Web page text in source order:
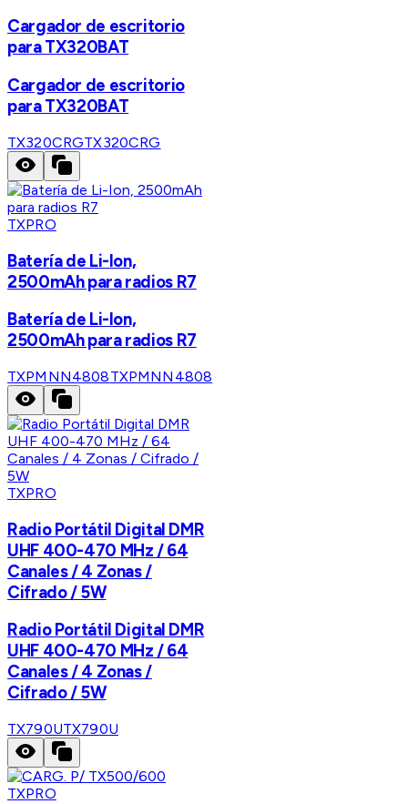
Cargador de escritorio
para TX320BAT
Cargador de escritorio
para TX320BAT
TX320CRGTX320CRG
TXPRO
Batería de Li-Ion,
2500mAh para radios R7
Batería de Li-Ion,
2500mAh para radios R7
TXPMNN4808TXPMNN4808
TXPRO
Radio Portátil Digital DMR
UHF 400-470 MHz / 64
Canales / 4 Zonas /
Cifrado / 5W
Radio Portátil Digital DMR
UHF 400-470 MHz / 64
Canales / 4 Zonas /
Cifrado / 5W
TX790UTX790U
TXPRO